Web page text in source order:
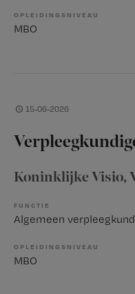
OPLEIDINGSNIVEAU
MBO
15-06-2026
Koninklijke Visio,
FUNCTIE
Algemeen
OPLEIDINGSNIVEAU
MBO